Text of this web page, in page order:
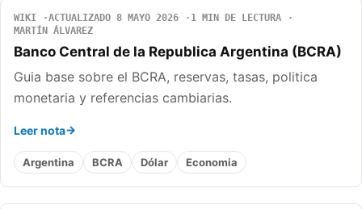
WIKI ACTUALIZADO 8 MAYO 2026
1 MIN DE LECTURA
MARTÍN ÁLVAREZ
Banco Central de la Republica Argentina (BCRA)
Guia base sobre el BCRA, reservas, tasas, politica
monetaria y referencias cambiarias.
Leer nota
Argentina BCRA Dólar Economia